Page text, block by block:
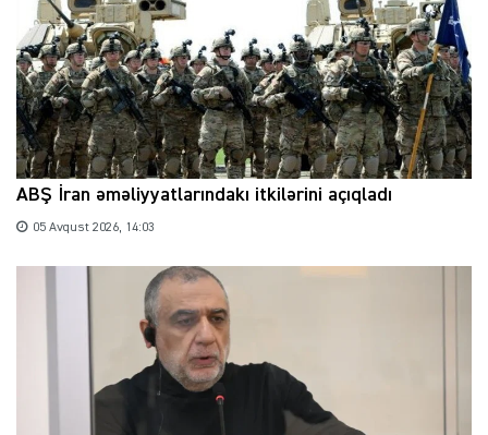
ABŞ İran əməliyyatlarındakı itkilərini açıqladı
05 Avqust 2026, 14:03